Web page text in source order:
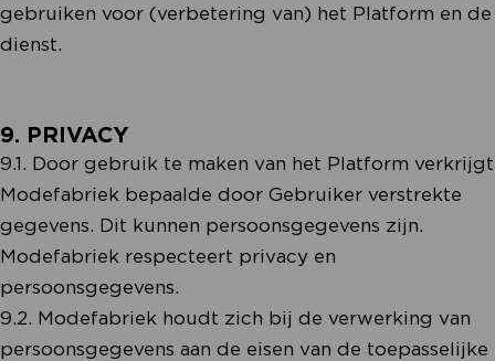
gebruiken voor (verbetering van) het Platform en de
dienst.
9. PRIVACY
9.1. Door gebruik te maken van het Platform verkrijgt
Modefabriek bepaalde door Gebruiker verstrekte
gegevens. Dit kunnen persoonsgegevens zijn.
Modefabriek respecteert privacy en
persoonsgegevens.
9.2. Modefabriek houdt zich bij de verwerking van
persoonsgegevens aan de eisen van de toepasselijke